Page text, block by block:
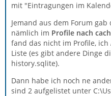
mit "Eintragungen im
Jemand aus dem Forum gab
nämlich im Profile nach
fand das nicht im Profile,
Liste (es gibt andere Dinge
history.sqlite).
Dann habe ich noch ne
sind 2 aufgelistet unter